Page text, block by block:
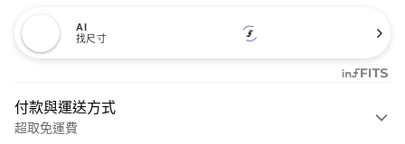
AI
找尺寸
付款與運送方式
超取免運費